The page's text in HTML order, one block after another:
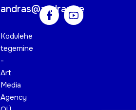
andras@andras.ee
Kodulehe
tegemine
-
Art
Media
Agency